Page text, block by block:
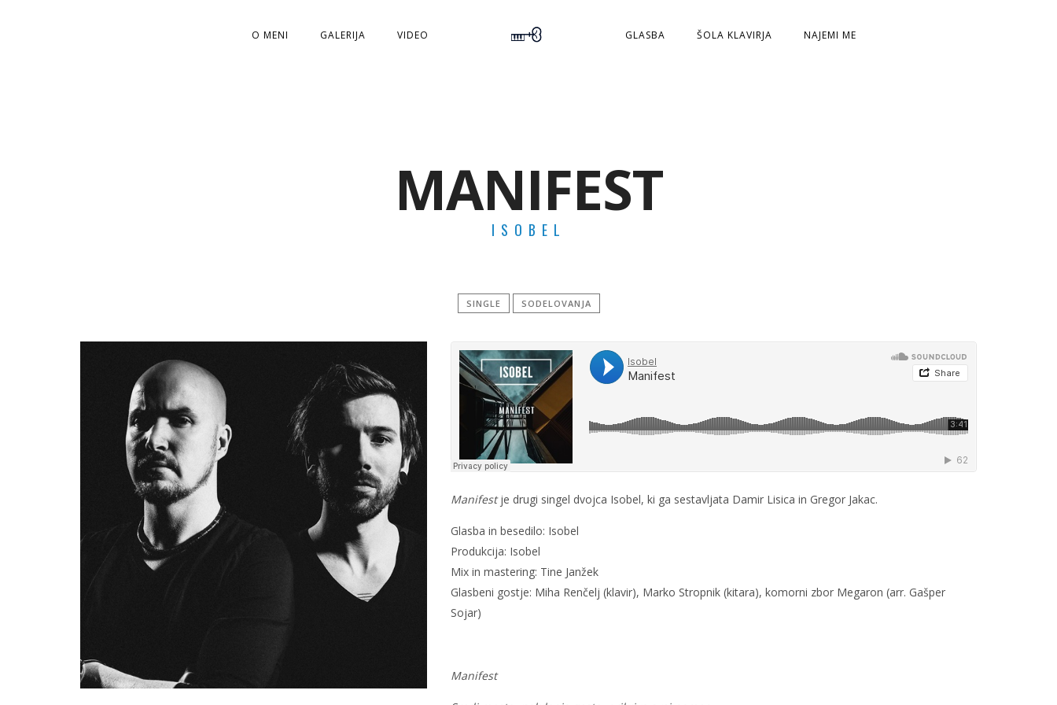
O MENI GALERIJA VIDEO GLASBA ŠOLA KLAVIRJA NAJEMI ME
MANIFEST
ISOBEL
SINGLE SODELOVANJA
Manifestje drugi singel dvojca Isobel, ki ga sestavljata Damir Lisica in Gregor Jakac.
Glasba in besedilo: Isobel
Produkcija: Isobel
Mix in mastering: Tine Janžek
Glasbeni gostje: Miha Renčelj (klavir), Marko Stropnik (kitara), komorni zbor Megaron (arr. Gašper
Sojar)
Manifest